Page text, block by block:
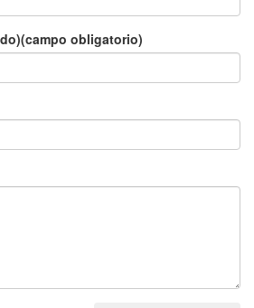
obligatorio)